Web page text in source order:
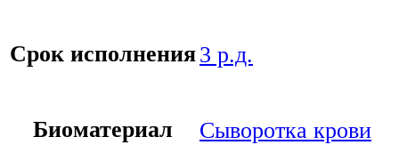
Срок исполнения3 р.д.
Биоматериал Сыворотка крови